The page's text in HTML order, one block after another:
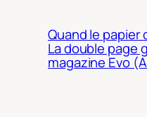
Quand le papier
La double page
magazine Evo